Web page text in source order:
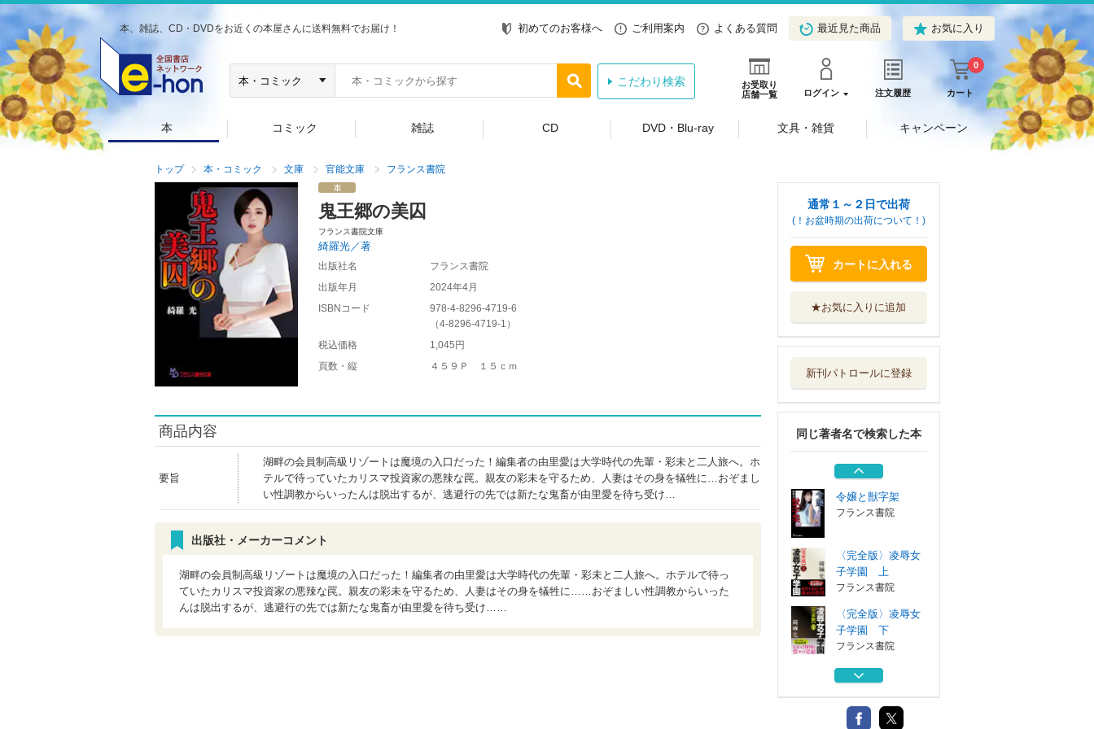
本、雑誌、CD・DVDをお近くの本屋さんに送料無料でお届け！ 初めてのお客様へ ご利用案内 よくある質問 最近見た商品 お気に入り
お受取り
店舗一覧
ログイン 注文履歴 カート
0
こだわり検索
本 コミック 雑誌 CD DVD・Blu-ray 文具・雑貨 キャンペーン
トップ 本・コミック 文庫 官能文庫 フランス書院
鬼王郷の美囚
フランス書院文庫
綺羅光／著
出版社名
フランス書院
出版年月
2024年4月
ISBNコード
978-4-8296-4719-6
（4-8296-4719-1 ）
税込価格
1,045円
頁数・縦
４５９Ｐ １５ｃｍ
商品内容
要旨
湖畔の会員制高級リゾートは魔境の入口だった！編集者の由里愛は大学時代の先輩・彩未と二人旅へ。ホ
テルで待っていたカリスマ投資家の悪辣な罠。親友の彩未を守るため、人妻はその身を犠牲に…おぞまし
い性調教からいったんは脱出するが、逃避行の先では新たな鬼畜が由里愛を待ち受け…
出版社・メーカーコメント
湖畔の会員制高級リゾートは魔境の入口だった！編集者の由里愛は大学時代の先輩・彩未と二人旅へ。ホテルで待っ
ていたカリスマ投資家の悪辣な罠。親友の彩未を守るため、人妻はその身を犠牲に……おぞましい性調教からいった
んは脱出するが、逃避行の先では新たな鬼畜が由里愛を待ち受け……
通常１～２日で出荷
(！お盆時期の出荷について！)
カートに入れる
★お気に入りに追加
新刊パトロールに登録
同じ著者名で検索した本
〈完全版〉凌辱女
子学園 下
魔媚色の町
人妻、魔崖の果て
フランス書院
令嬢と獣字架
フランス書院
〈完全版〉凌辱女
子学園 上
フランス書院
〈完全版〉凌辱女
子学園 下
フランス書院
魔媚色の町